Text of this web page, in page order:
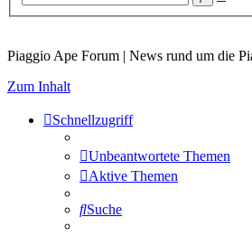
Piaggio Ape Forum | News rund um die
Zum Inhalt
Schnellzugriff
Unbeantwortete Themen
Aktive Themen
Suche